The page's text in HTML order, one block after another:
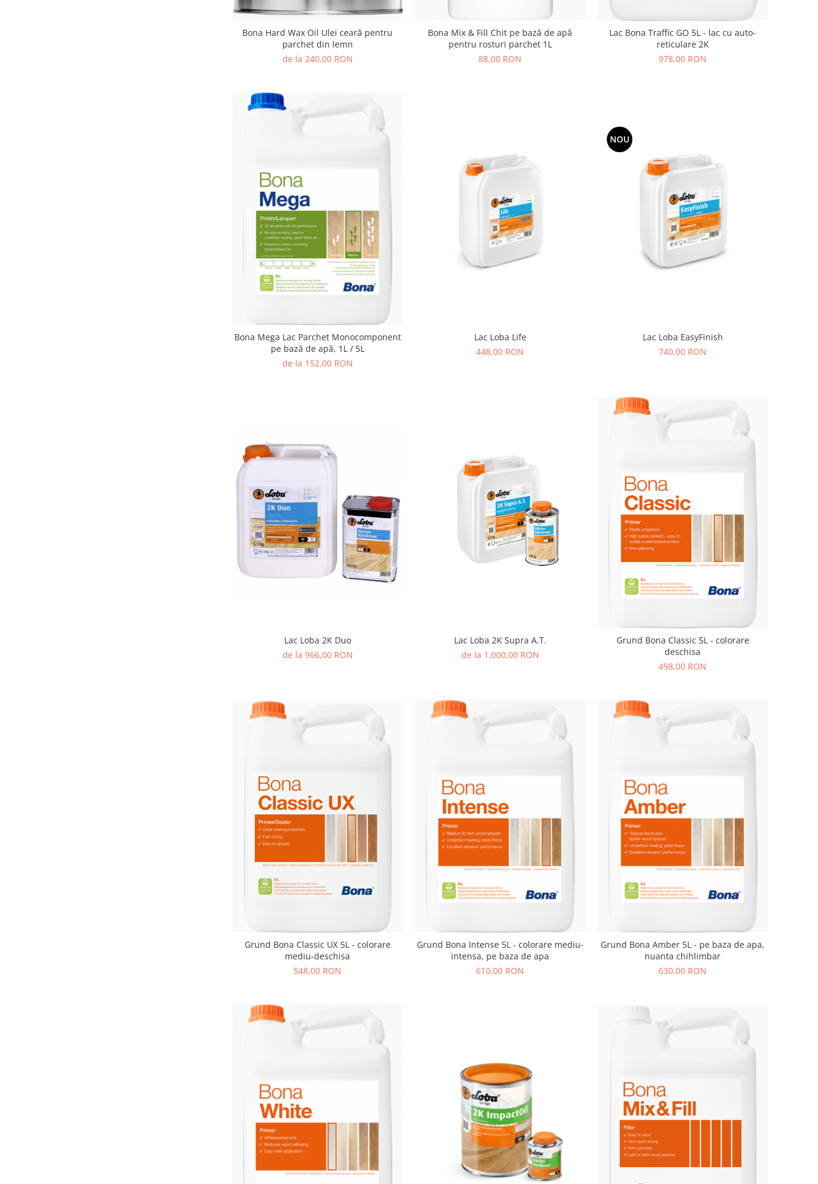
Bona Hard Wax Oil Ulei ceară pentru
parchet din lemn
de la 240,00 RON
Bona Mix & Fill Chit pe bază de apă
pentru rosturi parchet 1L
88,00 RON
Lac Bona Traffic GO 5L - lac cu auto-
reticulare 2K
978,00 RON
Bona Mega Lac Parchet Monocomponent
pe bază de apă, 1L / 5L
de la 152,00 RON
Lac Loba Life
448,00 RON
NOU
Lac Loba EasyFinish
740,00 RON
Lac Loba 2K Duo
de la 966,00 RON
Lac Loba 2K Supra A.T.
de la 1.000,00 RON
Grund Bona Classic 5L - colorare
deschisa
498,00 RON
Grund Bona Classic UX 5L - colorare
mediu-deschisa
548,00 RON
Grund Bona Intense 5L - colorare mediu-
intensa, pe baza de apa
610,00 RON
Grund Bona Amber 5L - pe baza de apa,
nuanta chihlimbar
630,00 RON